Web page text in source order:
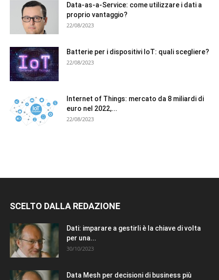
Data-as-a-Service: come utilizzare i dati a
proprio vantaggio?
22/08/2023
Batterie per i dispositivi IoT: quali scegliere?
22/08/2023
Internet of Things: mercato da 8 miliardi di
euro nel 2022,...
22/08/2023
SCELTO DALLA REDAZIONE
Dati: imparare a gestirli è la chiave di volta
per una...
30/10/2023
Data Mesh per decisioni di business più